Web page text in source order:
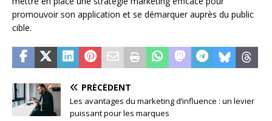
promouvoir son application et se démarquer auprès du public
cible.
PRÉCÉDENT
Les avantages du marketing d’influence : un levier
puissant pour les marques